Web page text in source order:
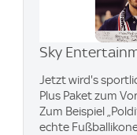
Sky
Jetzt wird's
Plus Paket zum
Zum Beispiel
echte